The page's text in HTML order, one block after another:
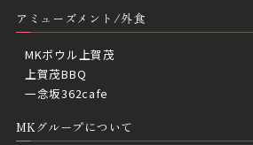
アミューズメント/外食
MKボウル上賀茂
上賀茂BBQ
一念坂362cafe
MKグループについて